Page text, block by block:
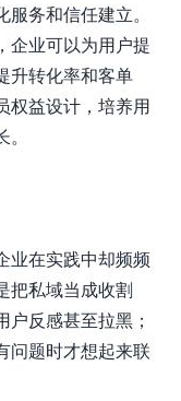
务和信任建立。
企业可以为用户提
升转化率和客单
权益设计，培养用
业在实践中却频频
把私域当成收割
反感甚至拉黑；
问题时才想起来联